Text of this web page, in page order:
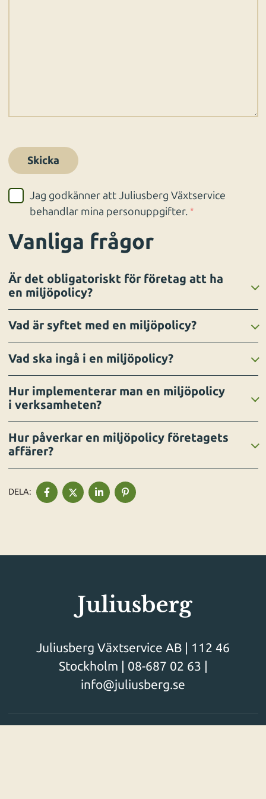
Jag godkänner att Juliusberg Växtservice
behandlar mina personuppgifter. *
Vanliga frågor
Är det obligatoriskt för företag att ha
en miljöpolicy?
Vad är syftet med en miljöpolicy?
Vad ska ingå i en miljöpolicy?
Hur implementerar man en miljöpolicy
i verksamheten?
Hur påverkar en miljöpolicy företagets
affärer?
DELA:
DELA
PÅ
DELA
PÅ
DELA
PÅ
DELA
PÅ
Juliusberg Växtservice AB | 112 46
Stockholm | 08-687 02 63
info@juliusberg.se